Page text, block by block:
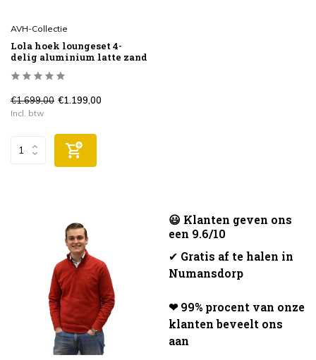
AVH-Collectie
Lola hoek loungeset 4-
delig aluminium latte zand
€1.699,00 €1.199,00
Incl. btw
😃 Klanten geven ons
een 9.6/10
✔ Gratis af te halen in
Numansdorp
❤ 99% procent van onze
klanten beveelt ons
aan